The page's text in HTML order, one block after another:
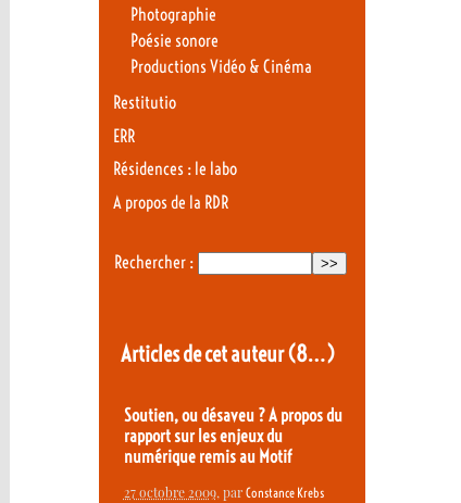
Photographie
Poésie sonore
Productions Vidéo & Cinéma
Restitutio
ERR
Résidences : le labo
A propos de la RDR
Rechercher :
Articles de cet auteur(8…)
Soutien, ou désaveu ? A propos du
rapport sur les enjeux du
numérique remis au Motif
27 octobre 2009, par Constance Krebs